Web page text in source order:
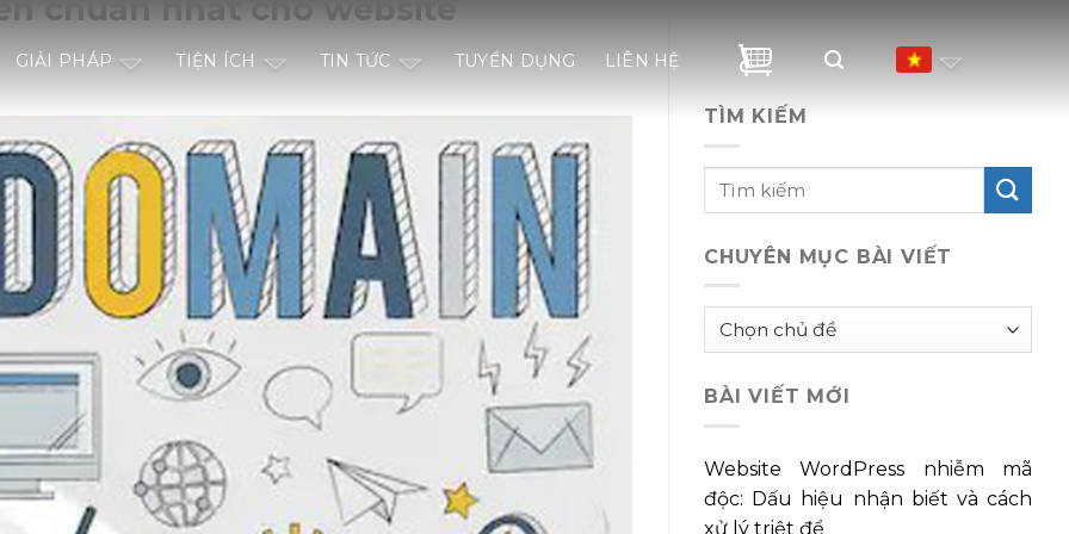
GIẢI PHÁP TIỆN ÍCH TIN TỨC TUYỂN DỤNG LIÊN HỆ
chuẩn nhất cho website
TÌM KIẾM
CHUYÊN MỤC BÀI VIẾT
Chuyên
viết
BÀI VIẾT MỚI
Website WordPress nhiễm mã
độc: Dấu hiệu nhận biết và cách
xử lý triệt để